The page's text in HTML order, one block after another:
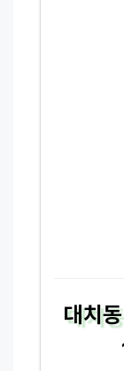
대치